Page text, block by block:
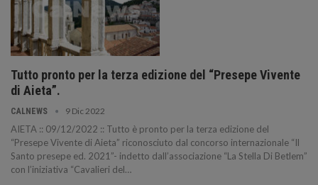
Tutto pronto per la terza edizione del “Presepe Vivente
di Aieta”.
CALNEWS 9 Dic 2022
AIETA :: 09/12/2022 :: Tutto è pronto per la terza edizione del
“Presepe Vivente di Aieta” riconosciuto dal concorso internazionale “Il
Santo presepe ed. 2021”- indetto dall’associazione “La Stella Di Betlem”
con l’iniziativa “Cavalieri del…